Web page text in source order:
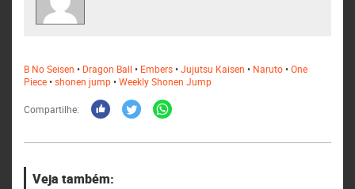
B No Seisen • Dragon Ball • Embers•Jujutsu Kaisen • Naruto•One
Piece•shonen jump•Weekly Shonen Jump
Compartilhe:
Veja também: